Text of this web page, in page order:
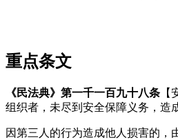
重点条文
《民法典》 第一千一百九十八条
组织者，未尽到安全保障义务，造
因第三人的行为造成他人损害的，